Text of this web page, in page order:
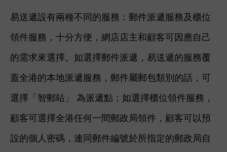
易送遞設有兩種不同的服務：郵件派遞服務及櫃位
領件服務，十分方便，網店店主和顧客可因應自己
的需求來選擇。如選擇郵件派遞，易送遞的服務覆
蓋全港的本地派遞服務， 郵件屬郵包類別的話，可
選擇「智郵站」 為派遞點； 如選擇櫃位領件服務，
顧客可選擇全港任何一間郵政局領件，顧客可以預
設的個人密碼，連同郵件編號於所指定的郵政局自